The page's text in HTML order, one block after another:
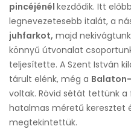
pincéjénél kezdődik. Itt
legnevezetesebb italát, a
juhfarkot, majd
könnyű útvonalat
teljesítette. A Szent István
tárult elénk, még a
voltak. Rövid sétát tettünk a
hatalmas méretű keresztet
megtekintettük.